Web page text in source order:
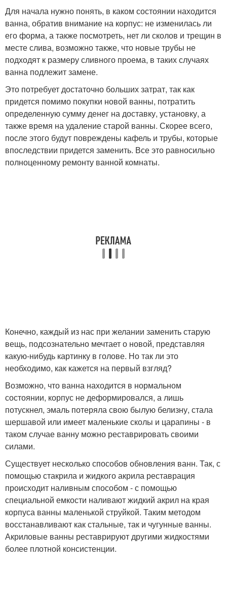
Для начала нужно понять, в каком состоянии находится
ванна, обратив внимание на корпус: не изменилась ли
его форма, а также посмотреть, нет ли сколов и трещин в
месте слива, возможно также, что новые трубы не
подходят к размеру сливного проема, в таких случаях
ванна подлежит замене.
Это потребует достаточно больших затрат, так как
придется помимо покупки новой ванны, потратить
определенную сумму денег на доставку, установку, а
также время на удаление старой ванны. Скорее всего,
после этого будут повреждены кафель и трубы, которые
впоследствии придется заменить. Все это равносильно
полноценному ремонту ванной комнаты.
Конечно, каждый из нас при желании заменить старую
вещь, подсознательно мечтает о новой, представляя
какую-нибудь картинку в голове. Но так ли это
необходимо, как кажется на первый взгляд?
Возможно, что ванна находится в нормальном
состоянии, корпус не деформировался, а лишь
потускнел, эмаль потеряла свою былую белизну, стала
шершавой или имеет маленькие сколы и царапины - в
таком случае ванну можно реставрировать своими
силами.
Существует несколько способов обновления ванн. Так, с
помощью стакрила и жидкого акрила реставрация
происходит наливным способом - с помощью
специальной емкости наливают жидкий акрил на края
корпуса ванны маленькой струйкой. Таким методом
восстанавливают как стальные, так и чугунные ванны.
Акриловые ванны реставрируют другими жидкостями
более плотной консистенции.